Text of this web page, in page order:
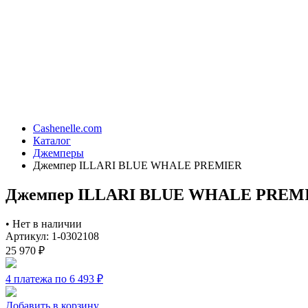
Cashenelle.com
Каталог
Джемперы
Джемпер ILLARI BLUE WHALE PREMIER
Джемпер ILLARI BLUE WHALE
• Нет в наличии
Артикул: 1-0302108
25 970 ₽
4 платежа по 6 493 ₽
Добавить в корзину